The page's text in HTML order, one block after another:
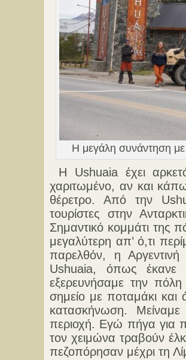
Η μεγάλη συνάντηση
Η Ushuaia έχει
χαριτωμένο, αν και
θέρετρο. Από την
τουρίστες στην
Σημαντικό κομμάτι της
μεγαλύτερη απ’ ό,τι
παρελθόν, η Αργεντινή
Ushuaia, όπως έκανε
εξερευνήσαμε την
σημείο με ποταμάκι
κατασκήνωση.
περιοχή. Εγώ πήγα για
τον χειμώνα τραβούν
πεζοπόρησαν μέχρι τη